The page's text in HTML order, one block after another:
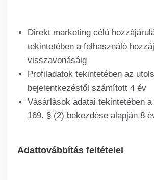
Direkt marketing célú
tekintetében a felhasználó
visszavonásáig
Profiladatok tekintetében az
bejelentkezéstől számított 4 év
Vásárlások adatai tekintetében
169. § (2) bekezdése alapján 8
Adattovábbítás feltételei